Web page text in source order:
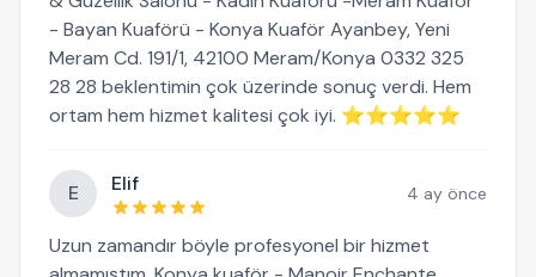
- Bayan Kuaförü - Konya Kuaför Ayanbey, Yeni
Meram Cd. 191/1, 42100 Meram/Konya 0332 325
28 28 beklentimin çok üzerinde sonuç verdi. Hem
ortam hem hizmet kalitesi çok iyi. ⭐⭐⭐⭐⭐
E Elif 4 ay önce
Uzun zamandır böyle profesyonel bir hizmet